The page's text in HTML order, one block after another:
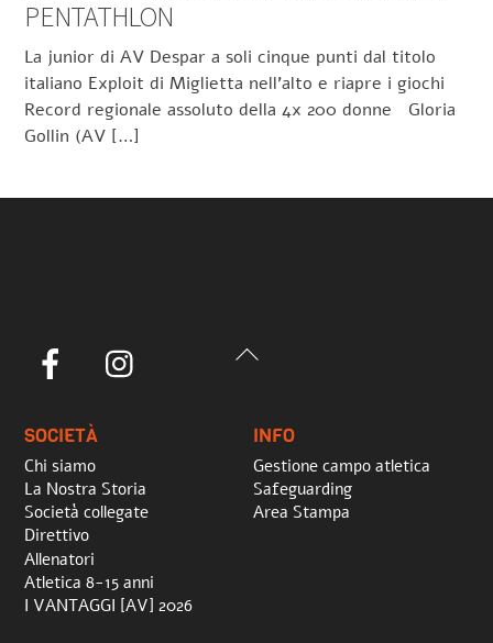
PENTATHLON
La junior di AV Despar a soli cinque punti dal titolo
italiano Exploit di Miglietta nell’alto e riapre i giochi
Record regionale assoluto della 4x 200 donne Gloria
Gollin (AV […]
Back
Facebook
SOCIETÀ
Chi siamo
La Nostra Storia
Società collegate
Direttivo
Allenatori
Atletica 8-15 anni
I VANTAGGI [AV] 2026
INFO
Gestione campo atletica
Safeguarding
Area Stampa